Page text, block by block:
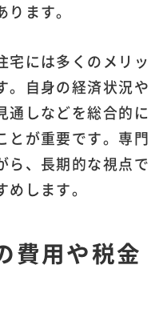
ます。
宅には多くのメリッ
。自身の経済状況や
通しなどを総合的に
とが重要です。専門
ら、長期的な視点で
します。
費用や税金